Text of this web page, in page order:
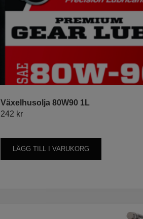
Växelhusolja 80W90 1L
242 kr
LÄGG TILL I VARUKORG